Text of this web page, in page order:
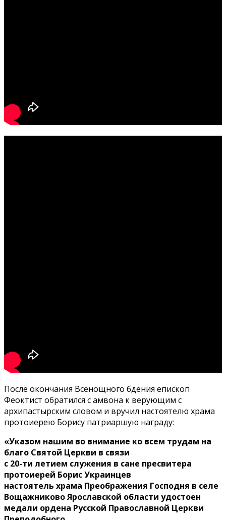
После окончания Всенощного бдения епископ
Феоктист обратился с амвона к верующим с
архипастырским словом и вручил настоятелю храма
протоиерею Борису патриаршую награду:
«Указом нашим во внимание ко всем трудам на
благо Святой Церкви в связи
с 20-ти летием служения в сане пресвитера
протоиерей Борис Украинцев
настоятель храма Преображения Господня в селе
Вощажниково Ярославской области удостоен
медали ордена Русской Православной Церкви